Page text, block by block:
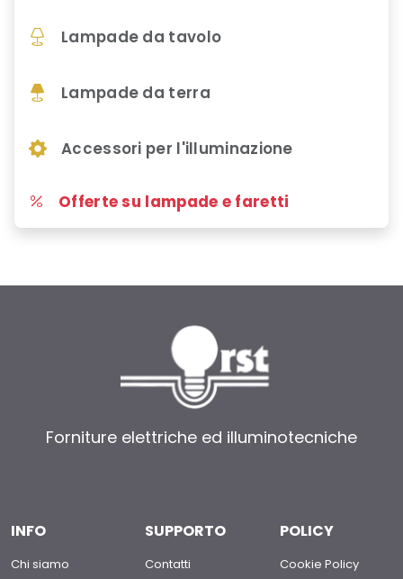
Lampade da tavolo
Lampade da terra
Accessori per l'illuminazione
Offerte su lampade e faretti
Forniture elettriche ed illuminotecniche
INFO
Chi siamo
SUPPORTO
Contatti
POLICY
Cookie Policy